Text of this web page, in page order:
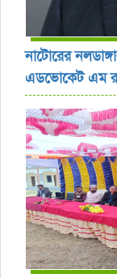
নাটোরের
এডভোকেট এম